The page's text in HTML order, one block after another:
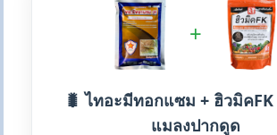
+
🐛 ไทอะมีทอกแซม + ฮิวมิค
แมลงปากดูด